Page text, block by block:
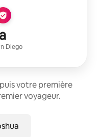
Diego
votre première
voyageur.